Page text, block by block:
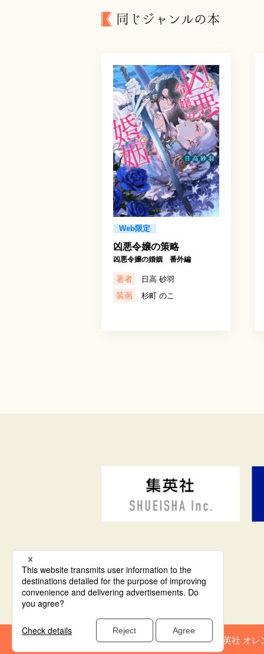
同じジャンルの本
Web限定
凶悪令嬢の策略
凶悪令嬢の婚姻 番外編
著者 日高 砂羽
装画 杉町 のこ
集英社 オ